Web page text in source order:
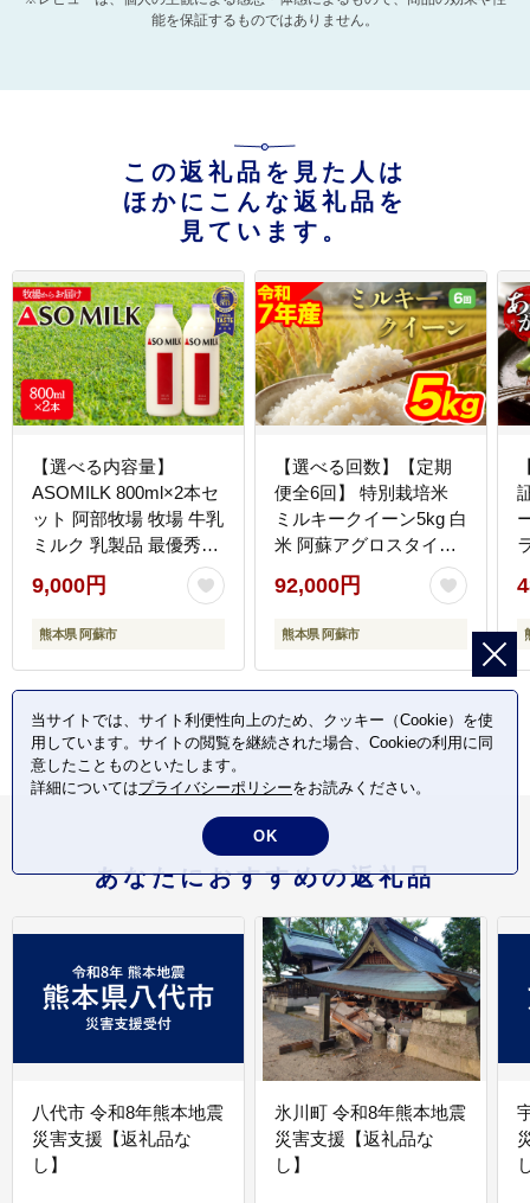
能を保証するものではありません。
この返礼品を見た人は
ほかにこんな返礼品を
見ています。
【選べる内容量】
ASOMILK 800ml×2本セ
ット 阿部牧場 牧場 牛乳
ミルク 乳製品 最優秀味
覚賞 三ツ星受賞 搾りた
て こだわり 人気 濃厚
贅沢 詰め合わせ 熊本 阿
9,000円
熊本県 阿蘇市
【選べる回数】【定期
便全6回】 特別栽培米
ミルキークイーン5kg 白
米 阿蘇アグロスタイル
精米 米 ごはん 人気 美
味しい 甘味 もちもち な
めらか 減農薬 湧水 熊本
92,000円
熊本県 阿蘇市
あなたにおすすめの返礼品
八代市 令和8年熊本地震
災害支援【返礼品な
し】
氷川町 令和8年熊本地震
災害支援【返礼品な
し】
当サイトでは、サイト利便性向上のため、クッキー（Cookie）を使
用しています。サイトの閲覧を継続された場合、Cookieの利用に同
意したことものといたします。
詳細についてはプライバシーポリシーをお読みください。
OK